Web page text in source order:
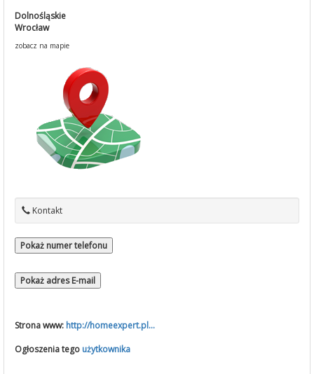
Dolnośląskie
Wrocław
zobacz na mapie
Kontakt
Pokaż numer telefonu
Pokaż adres E-mail
Strona www: http://homeexpert.pl...
Ogłoszenia tego użytkownika